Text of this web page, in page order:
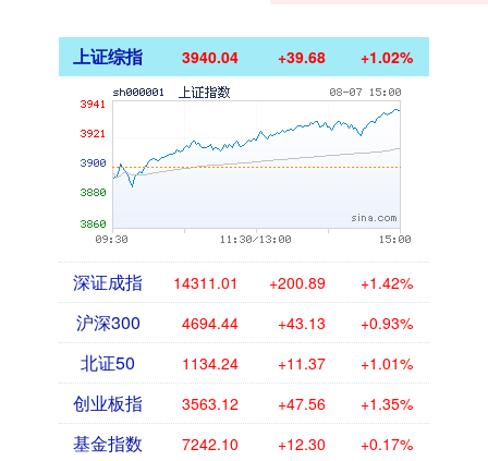
上证综指 3940.04 +39.68 +1.02%
深证成指 14311.01 +200.89 +1.42%
沪深300 4694.44 +43.13 +0.93%
北证50 1134.24 +11.37 +1.01%
创业板指 3563.12 +47.56 +1.35%
基金指数 7242.10 +12.30 +0.17%